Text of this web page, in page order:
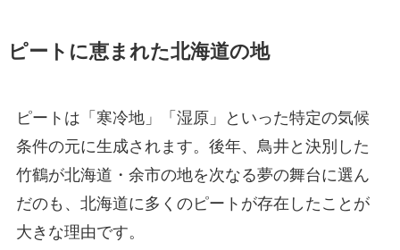
ピートに恵まれた北海道の地
ピートは「寒冷地」「湿原」といった特定の気候
条件の元に生成されます。後年、鳥井と決別した
竹鶴が北海道・余市の地を次なる夢の舞台に選ん
だのも、北海道に多くのピートが存在したことが
大きな理由です。